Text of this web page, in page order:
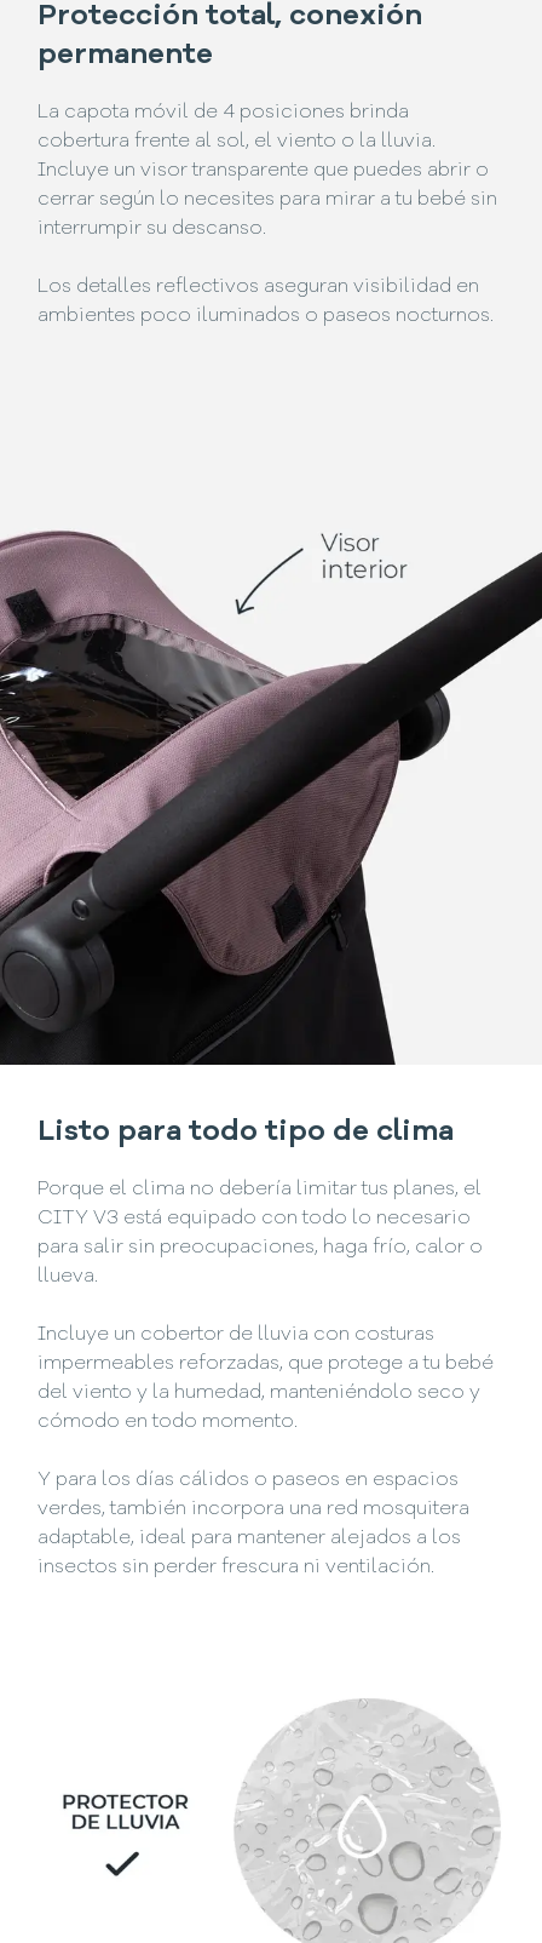
Protección total, conexión
permanente
La capota móvil de 4 posiciones brinda
cobertura frente al sol, el viento o la lluvia.
Incluye un visor transparente que puedes abrir o
cerrar según lo necesites para mirar a tu bebé sin
interrumpir su descanso.
Los detalles reflectivos aseguran visibilidad en
ambientes poco iluminados o paseos nocturnos.
Listo para todo tipo de clima
Porque el clima no debería limitar tus planes, el
CITY V3 está equipado con todo lo necesario
para salir sin preocupaciones, haga frío, calor o
llueva.
Incluye un cobertor de lluvia con costuras
impermeables reforzadas, que protege a tu bebé
del viento y la humedad, manteniéndolo seco y
cómodo en todo momento.
Y para los días cálidos o paseos en espacios
verdes, también incorpora una red mosquitera
adaptable, ideal para mantener alejados a los
insectos sin perder frescura ni ventilación.